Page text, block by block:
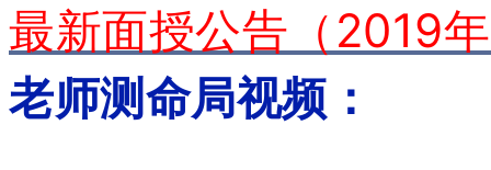
最新面授公告（2019
老师测命局视频：